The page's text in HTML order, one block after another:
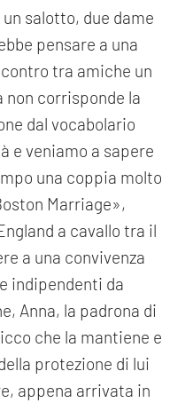
salotto, due dame
pensare a una
tra amiche un
non corrisponde la
dal vocabolario
e veniamo a sapere
una coppia molto
Marriage»,
a cavallo tra il
a una convivenza
indipendenti da
Anna, la padrona di
che la mantiene e
protezione di lui
appena arrivata in